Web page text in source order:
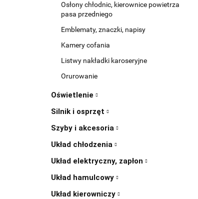
Osłony chłodnic, kierownice powietrza
pasa przedniego
Emblematy, znaczki, napisy
Kamery cofania
Listwy nakładki karoseryjne
Orurowanie
Oświetlenie
Silnik i osprzęt
Szyby i akcesoria
Układ chłodzenia
Układ elektryczny, zapłon
Układ hamulcowy
Układ kierowniczy